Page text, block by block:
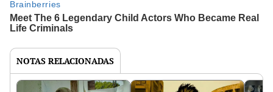
NOTAS RELACIONADAS